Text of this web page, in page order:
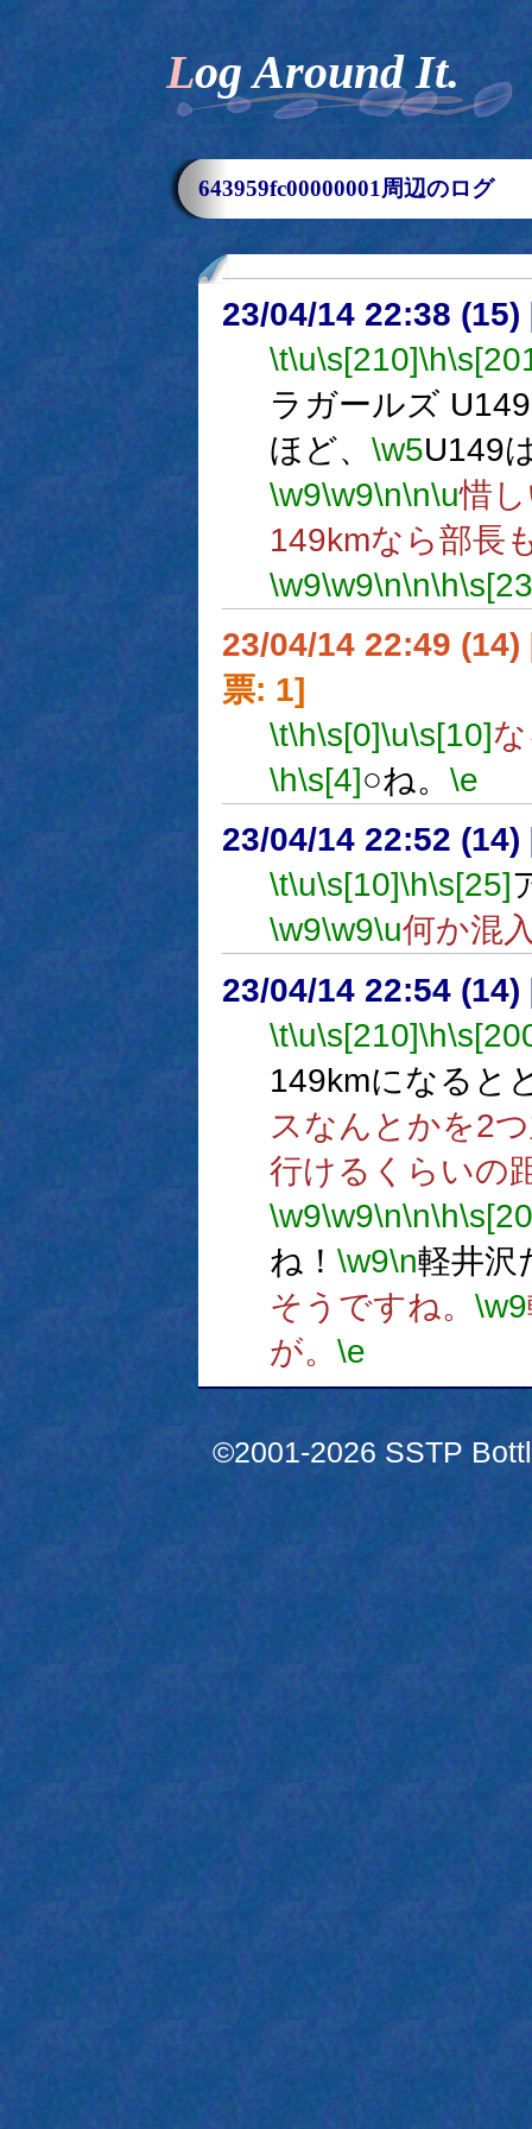
Log Around It.
643959fc00000001周辺のログ
23/04/14 22:38 (15)
\t\u\s[210]\h
ラガールズ
ほど、 \w5U149
\w9\w9\n\n\u惜
149kmなら部長
\w9\w9\n\n\h
23/04/14 22:49 (14)
票: 1]
\t\h\s[0]\u\s[10]
\h\s[4]○ね。 \e
23/04/14 22:52 (14)
\t\u\s[10]\h\s[25]
\w9\w9\u何か混
23/04/14 22:54 (14)
\t\u\s[210]\h
149kmになると
スなんとかを2
行けるくらいの
\w9\w9\n\n\h
ね！ \w9\n軽井沢
そうですね。 \w9
が。 \e
©2001-2026 SSTP